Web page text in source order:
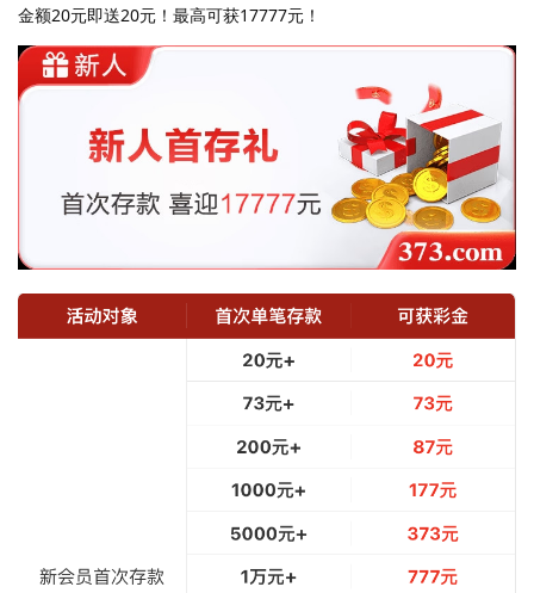
金额20元即送20元！最高可获17777元！